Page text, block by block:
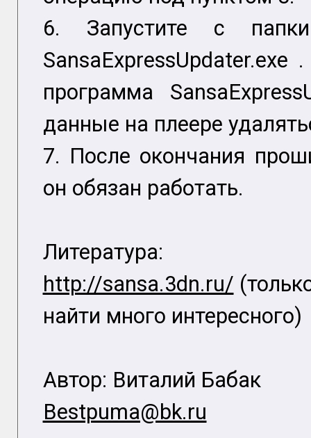
6. Запустите с папки
программа
данные на плеере
7. После окончания
он обязан работать.
Литература:
http://sansa.3dn.ru/
найти много интересного)
Автор: Виталий Бабак
Bestpuma@bk.ru